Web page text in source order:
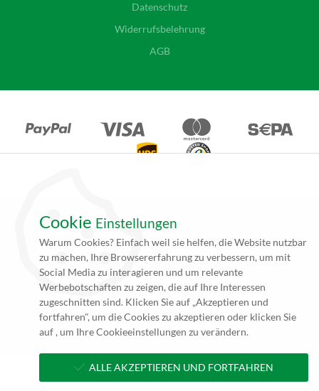
Datenschutz
Widerrufsbelehrung
AGB
*Alle Angebote auf unseren Seiten gelten ausschließlich für
Gewerbetreibende. Alle Preisangaben auf unseren Seiten verstehen
sich daher (rein netto, zzgl. 19% MwSt.) und Versandkosten. Falls
nicht angegeben beträgt die Lieferzeit innerhalb Deutschlands ca. 4
bis 5 Werktage (5 bis 10 Werktage per Spedition) nach
Zahlungseingang und Erhalt der druckfertigen Daten.
**zzgl. Versandkosten
Cookie Einstellungen
Warum Cookies? Einfach weil sie helfen, die Website nutzbar
zu machen, Ihre Browsererfahrung zu verbessern, um mit
Social Media zu interagieren und um relevante
Werbebotschaften zu zeigen, die auf Ihre Interessen
zugeschnitten sind. Klicken Sie auf „Akzeptieren und
fortfahren", um die Cookies zu akzeptieren oder klicken Sie
auf , um Ihre Cookieeinstellungen zu verändern.
ALLE AKZEPTIEREN UND FORTFAHREN